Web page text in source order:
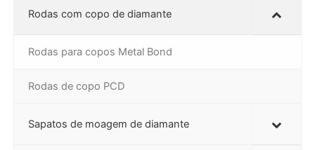
Rodas com copo de diamante
Rodas para copos Metal Bond
Rodas de copo PCD
Sapatos de moagem de diamante